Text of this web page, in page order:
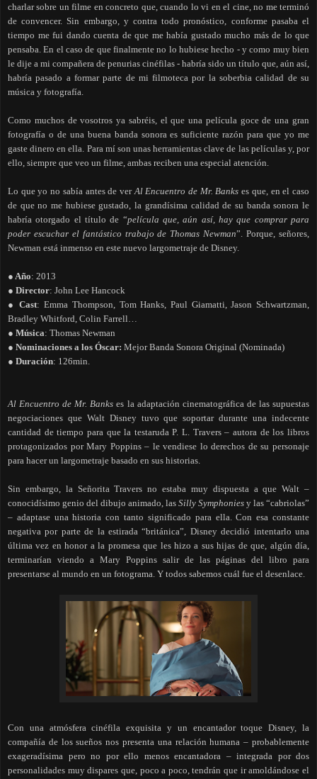
charlar sobre un filme en concreto que, cuando lo vi en el cine, no me terminó
de convencer. Sin embargo, y contra todo pronóstico, conforme pasaba el
tiempo me fui dando cuenta de que me había gustado mucho más de lo que
pensaba. En el caso de que finalmente no lo hubiese hecho - y como muy bien
le dije a mi compañera de penurias cinéfilas - habría sido un título que, aún así,
habría pasado a formar parte de mi filmoteca por la soberbia calidad de su
música y fotografía.
Como muchos de vosotros ya sabréis, el que una película goce de una gran
fotografía o de una buena banda sonora es suficiente razón para que yo me
gaste dinero en ella. Para mí son unas herramientas clave de las películas y, por
ello, siempre que veo un filme, ambas reciben una especial atención.
Lo que yo no sabía antes de verAl Encuentro de Mr. Banks es que, en el caso
de que no me hubiese gustado, la grandísima calidad de su banda sonora le
habría otorgado el título de “película que, aún así, hay que comprar para
poder escuchar el fantástico trabajo de Thomas Newman”. Porque, señores,
Newman está inmenso en este nuevo largometraje de Disney.
● Año: 2013
● Director: John Lee Hancock
● Cast: Emma Thompson, Tom Hanks, Paul Giamatti, Jason Schwartzman,
Bradley Whitford, Colin Farrell…
● Música: Thomas Newman
● Nominaciones a los Óscar: Mejor Banda Sonora Original (Nominada)
● Duración: 126min.
Al Encuentro de Mr. Bankses la adaptación cinematográfica de las supuestas
negociaciones que Walt Disney tuvo que soportar durante una indecente
cantidad de tiempo para que la testaruda P. L. Travers – autora de los libros
protagonizados por Mary Poppins – le vendiese lo derechos de su personaje
para hacer un largometraje basado en sus historias.
Sin embargo, la Señorita Travers no estaba muy dispuesta a que Walt –
conocidísimo genio del dibujo animado, las Silly Symphonies y las “cabriolas”
– adaptase una historia con tanto significado para ella. Con esa constante
negativa por parte de la estirada “británica”, Disney decidió intentarlo una
última vez en honor a la promesa que les hizo a sus hijas de que, algún día,
terminarían viendo a Mary Poppins salir de las páginas del libro para
presentarse al mundo en un fotograma. Y todos sabemos cuál fue el desenlace.
Con una atmósfera cinéfila exquisita y un encantador toque Disney, la
compañía de los sueños nos presenta una relación humana – probablemente
exageradísima pero no por ello menos encantadora – integrada por dos
personalidades muy dispares que, poco a poco, tendrán que ir amoldándose el